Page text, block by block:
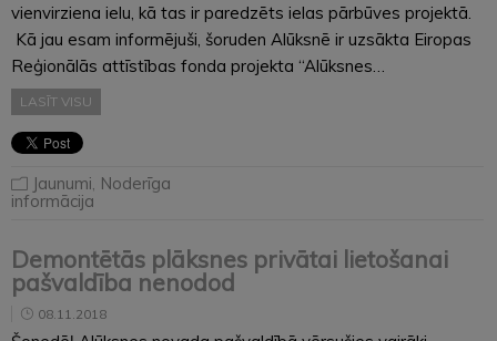
vienvirziena ielu, kā tas ir paredzēts ielas pārbūves projektā.
Kā jau esam informējuši, šoruden Alūksnē ir uzsākta Eiropas
Reģionālās attīstības fonda projekta “Alūksnes…
LASĪT VISU
Jaunumi, Noderīga
informācija
Demontētās plāksnes privātai lietošanai
pašvaldība nenodod
08.11.2018